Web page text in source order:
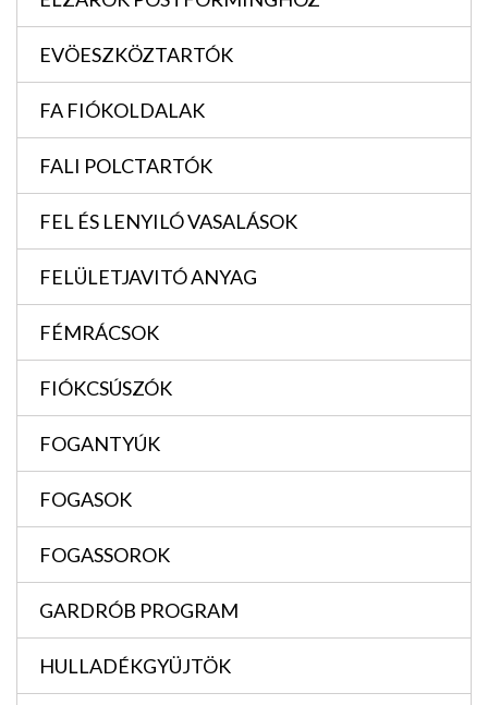
EVÖESZKÖZTARTÓK
FA FIÓKOLDALAK
FALI POLCTARTÓK
FEL ÉS LENYILÓ VASALÁSOK
FELÜLETJAVITÓ ANYAG
FÉMRÁCSOK
FIÓKCSÚSZÓK
FOGANTYÚK
FOGASOK
FOGASSOROK
GARDRÓB PROGRAM
HULLADÉKGYÜJTÖK